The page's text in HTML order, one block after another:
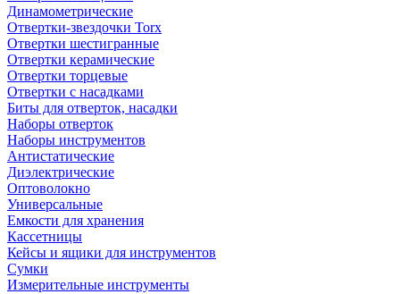
Динамометрические
Отвертки-звездочки Torx
Отвертки шестигранные
Отвертки керамические
Отвертки торцевые
Отвертки с насадками
Биты для отверток, насадки
Наборы отверток
Наборы инструментов
Антистатические
Диэлектрические
Оптоволокно
Универсальные
Емкости для хранения
Кассетницы
Кейсы и ящики для инструментов
Сумки
Измерительные инструменты